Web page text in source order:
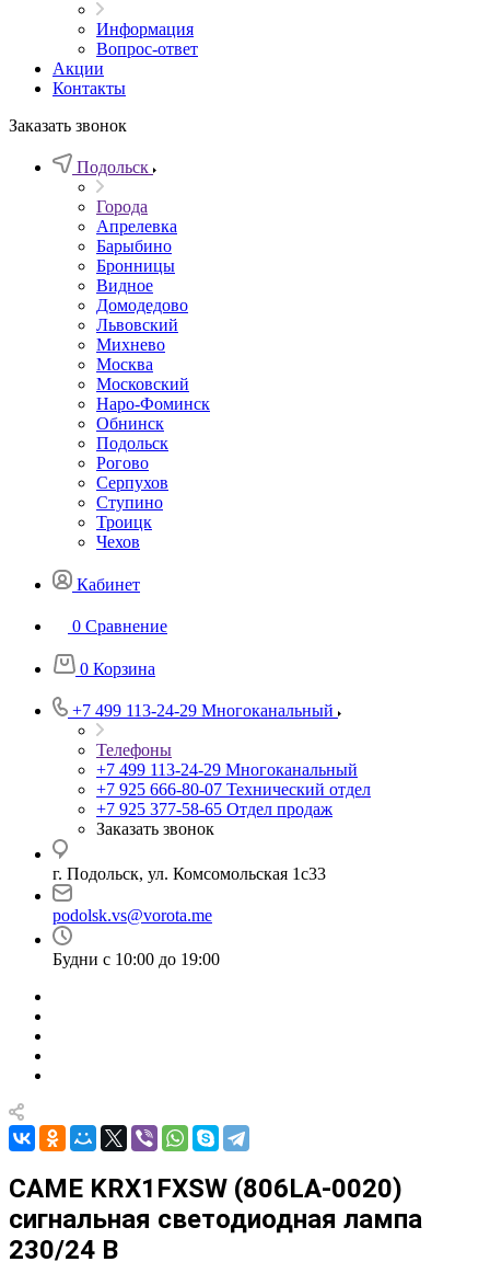
Информация
Вопрос-ответ
Акции
Контакты
Заказать звонок
Подольск
Города
Апрелевка
Барыбино
Бронницы
Видное
Домодедово
Львовский
Михнево
Москва
Московский
Наро-Фоминск
Обнинск
Подольск
Рогово
Серпухов
Ступино
Троицк
Чехов
Кабинет
0 Сравнение
0 Корзина
+7 499 113-24-29 Многоканальный
Телефоны
+7 499 113-24-29 Многоканальный
+7 925 666-80-07 Технический отдел
+7 925 377-58-65 Отдел продаж
Заказать звонок
г. Подольск, ул. Комсомольская 1с33
podolsk.vs@vorota.me
Будни с 10:00 до 19:00
CAME KRX1FXSW (806LA-0020)
сигнальная светодиодная лампа
230/24 В